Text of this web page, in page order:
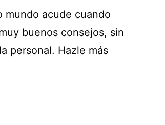
mundo acude cuando
buenos consejos, sin
personal. Hazle más